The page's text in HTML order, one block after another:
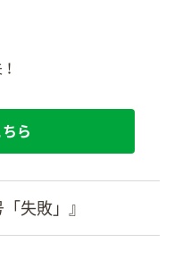
ら
失敗」』